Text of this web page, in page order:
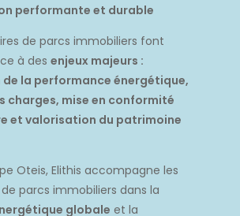
performante et durable
de parcs immobiliers font
à des enjeux majeurs :
la performance énergétique,
charges, mise en conformité
et valorisation du patrimoine
Oteis, Elithis accompagne les
parcs immobiliers dans la
globale et la